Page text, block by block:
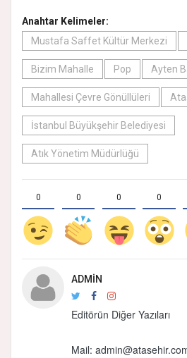
Anahtar Kelimeler:
Mustafa Saffet Kültür Merkezi
Bizim Mahalle Pop Ayten
Mahallesi Çevre Gönüllüleri
İstanbul Büyükşehir Belediyesi
Atık Yönetim Müdürlüğü
0 0 0 0
ADMIN
Editörün Diğer Yazıları
Mail: